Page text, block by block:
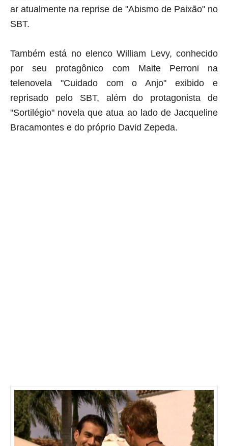
ar atualmente na reprise de "Abismo de Paixão" no
SBT.
Também está no elenco William Levy, conhecido
por seu protagônico com Maite Perroni na
telenovela "Cuidado com o Anjo" exibido e
reprisado pelo SBT, além do protagonista de
"Sortilégio" novela que atua ao lado de Jacqueline
Bracamontes e do próprio David Zepeda.